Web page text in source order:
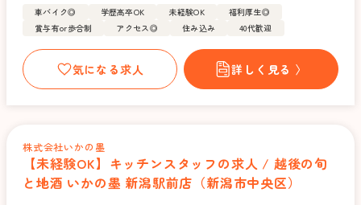
車バイク◎ 学歴高卒OK 未経験OK
福利厚生◎
賞与有or歩合制
アクセス◎ 住み込み 40代歓迎
気になる求人 詳しく見る 〉
株式会社いかの墨
【未経験OK】キッチンスタッフの求人 / 越後の旬
と地酒 いかの墨 新潟駅前店（新潟市中央区）